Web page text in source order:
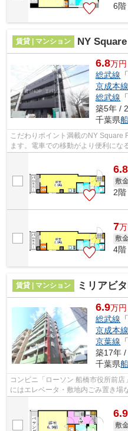
6階
賃貸 | マンション NY
6.8万
総武線
京成本線
総武線
築5年 /
千葉県
こだわりポイント満載のNY Square
ます。電車での移動がより便利にな
ちらは通風良好な物件です。船橋市
6.8
敷
2階
7万
敷
4階
賃貸 | マンション ミリアビ
6.9万
総武線
京成本線
京葉線
築17年 /
千葉県
コンビニ「ローソン 船橋市役所前
にはエレベータ・敷地内ごみ置き場
ので、いつでも新鮮な空気がはいっ
6.9
敷